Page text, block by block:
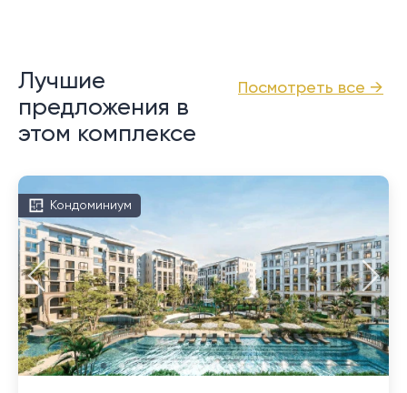
Посмотреть все →
Лучшие
предложения в
этом комплексе
Кондоминиум